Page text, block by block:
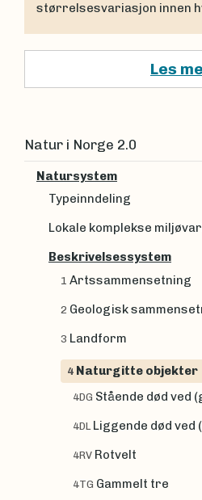
størrelsesvariasjon innen
Les
Natur i Norge 2.0
Natursystem
Typeinndeling
Lokale komplekse
Beskrivelsessystem
1 Artssammensetning
2 Geologisk
3 Landform
4 Naturgitte objekter
4DG Stående død ved
4DL Liggende død
4RV Rotvelt
4TG Gammelt tre